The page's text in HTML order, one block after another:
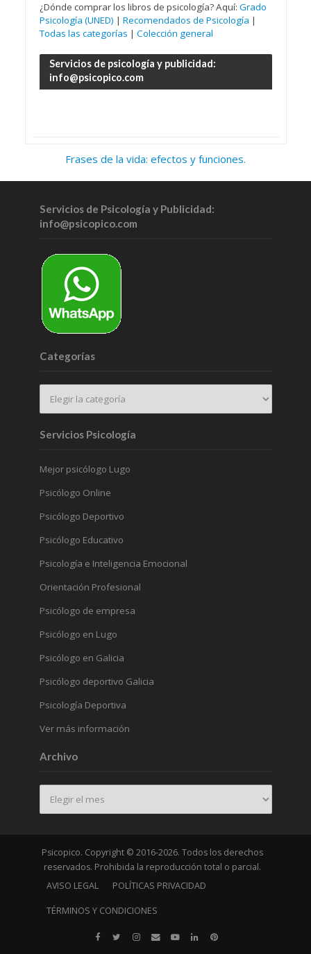
¿Dónde comprar los libros de psicología? Aquí: Grado
Psicología (UNED) | Recomendados de Psicología |
Todas las categorías | Colección general
Servicios de psicología y publicidad:
info@psicopico.com
Frases de la vida: efectos y funciones.
Servicios de Psicología y Publicidad:
info@psicopico.com
Categorías
Servicios Psicología
Mejor psicólogo Lugo
Psicólogo Online
Psicólogo Deportivo
Psicólogo Educativo
Psicología e Inteligencia Emocional
Orientación Profesional
Psicólogo de empresa
Psicólogo en Lugo
Psicólogo en Galicia
Psicólogo deportivo Galicia
Psicología Deportiva
Ver más información
Archivo
Psicopico. Copyright © 2016-2026. Todos los derechos
reservados. Prohibida la reproducción total o parcial.
AVISO LEGAL
POLÍTICAS PRIVACIDAD
TÉRMINOS Y CONDICIONES